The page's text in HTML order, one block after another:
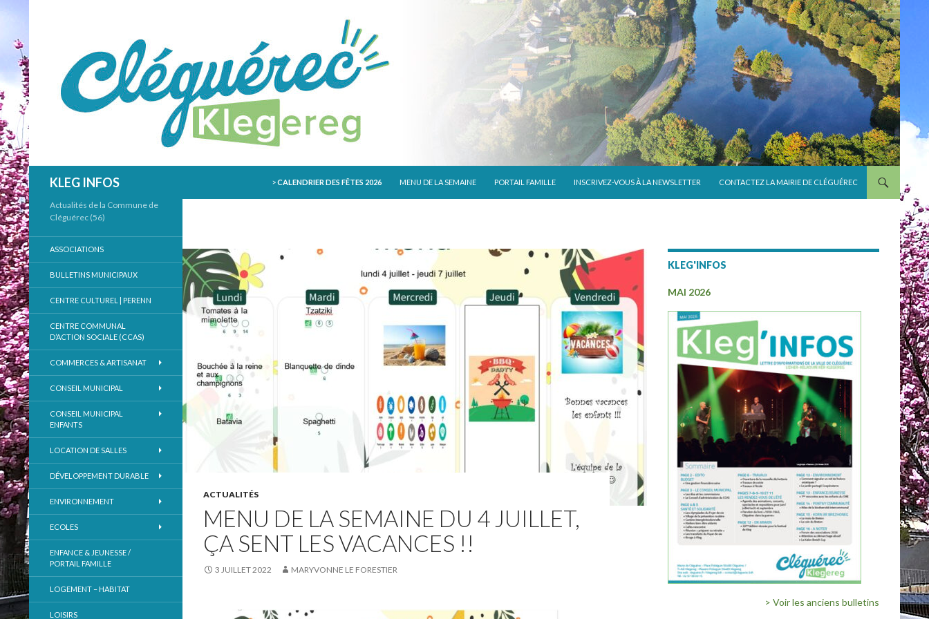
KLEG INFOS
>CALENDRIER DES FÊTES 2026 MENU DE LA SEMAINE PORTAIL FAMILLE INSCRIVEZ-VOUS À LA NEWSLETTER CONTACTEZ LA MAIRIE DE CLÉGUÉREC
ACTUALITÉS
MENU DE LA SEMAINE DU 4 JUILLET,
ÇA SENT LES VACANCES !!
3 JUILLET 2022 MARYVONNE LE FORESTIER
KLEG'INFOS
MAI 2026
> Voir les anciens bulletins
Actualités de la Commune de
Cléguérec (56)
ASSOCIATIONS
BULLETINS MUNICIPAUX
CENTRE CULTUREL | PERENN
CENTRE COMMUNAL
D’ACTION SOCIALE (CCAS)
COMMERCES & ARTISANAT
CONSEIL MUNICIPAL
CONSEIL MUNICIPAL
ENFANTS
LOCATION DE SALLES
DÉVELOPPEMENT DURABLE
ENVIRONNEMENT
ECOLES
ENFANCE & JEUNESSE /
PORTAIL FAMILLE
LOGEMENT – HABITAT
LOISIRS